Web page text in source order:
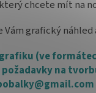
chcete mít na
grafický
(ve
na